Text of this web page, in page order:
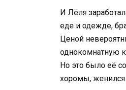
И Лёля
еде и одежде,
Ценой
однокомнатную
Но это было её
хоромы, женился